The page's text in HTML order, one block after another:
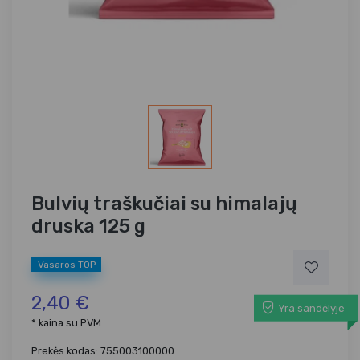
Bulvių traškučiai su himalajų
druska 125 g
Vasaros TOP
2,40 €
Yra sandėlyje
* kaina su PVM
Prekės kodas: 755003100000